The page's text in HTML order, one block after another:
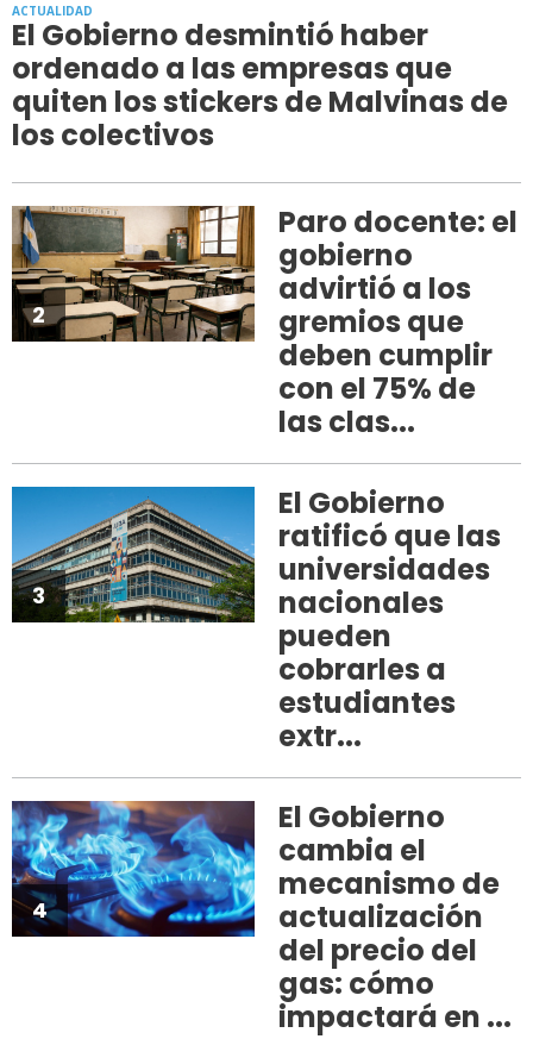
ACTUALIDAD
El Gobierno desmintió haber
ordenado a las empresas que
quiten los stickers de Malvinas de
los colectivos
2
Paro docente: el
gobierno
advirtió a los
gremios que
deben cumplir
con el 75% de
las clas...
3
El Gobierno
ratificó que las
universidades
nacionales
pueden
cobrarles a
estudiantes
extr...
4
El Gobierno
cambia el
mecanismo de
actualización
del precio del
gas: cómo
impactará en ...